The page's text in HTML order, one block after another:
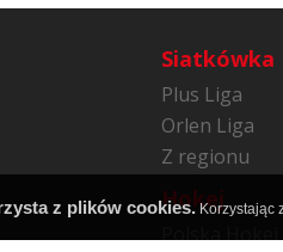
Siatkówka
Plus Liga
Orlen Liga
Z regionu
Hokej
Polska Hokej
z plików cookies. Korzystając